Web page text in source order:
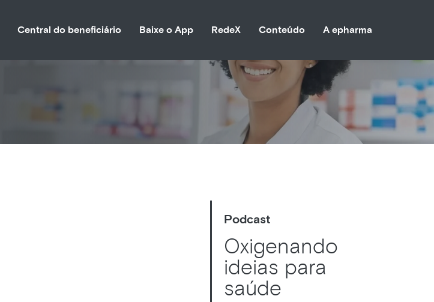
Central do beneficiário Baixe o App RedeX Conteúdo A epharma
Podcast
Oxigenando
ideias para
saúde